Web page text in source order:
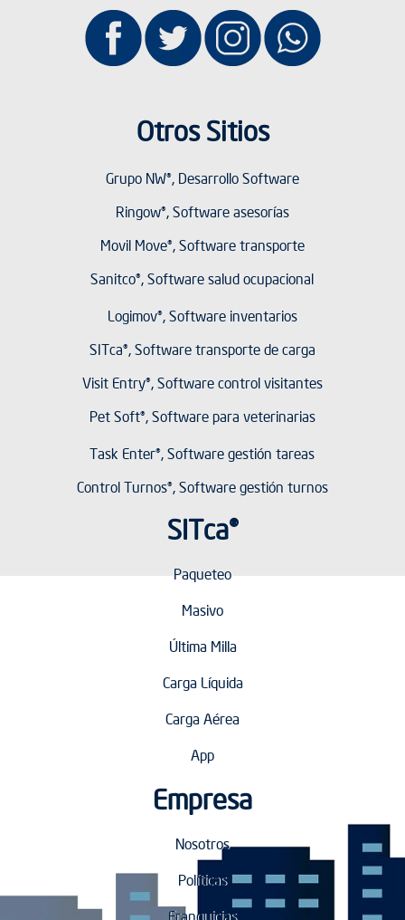
Otros Sitios
Grupo NW®, Desarrollo Software
Ringow®, Software asesorías
Movil Move®, Software transporte
Sanitco®, Software salud ocupacional
Logimov®, Software inventarios
SITca®, Software transporte de carga
Visit Entry®, Software control visitantes
Pet Soft®, Software para veterinarias
Task Enter®, Software gestión tareas
Control Turnos®, Software gestión turnos
SITca®
Paqueteo
Masivo
Última Milla
Carga Líquida
Carga Aérea
App
Empresa
Nosotros
Políticas
Franquicias